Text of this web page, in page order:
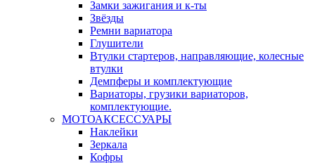
Замки зажигания и к-ты
Звёзды
Ремни вариатора
Глушители
Втулки стартеров, направляющие, колесные
втулки
Демпферы и комплектующие
Вариаторы, грузики вариаторов,
комплектующие.
МОТОАКСЕССУАРЫ
Наклейки
Зеркала
Кофры